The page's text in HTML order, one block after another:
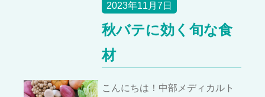
2023年11月7日
秋バテに効く旬な食
材
こんにちは！中部メディカルト